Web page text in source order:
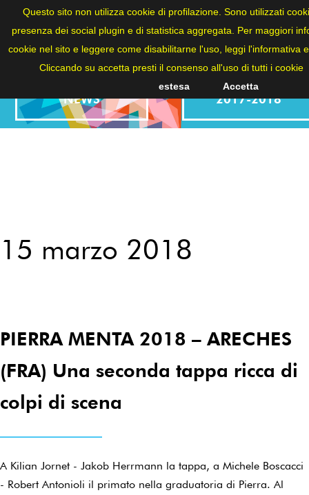
ITA
NEWS 2017-2018
15 marzo 2018
PIERRA MENTA 2018 – ARECHES
(FRA) Una seconda tappa ricca di
colpi di scena
A Kilian Jornet - Jakob Herrmann la tappa, a Michele Boscacci
- Robert Antonioli il primato nella graduatoria di Pierra. Al
Questo sito non utilizza cookie di profilazione. Sono utilizzati
presenza dei social plugin e di statistica aggregata. Per maggiori
cookie nel sito e leggere come disabilitarne l'uso, leggi l'informativa
Cliccando su accetta presti il consenso all'uso di tutti i cookie
estesa
Accetta